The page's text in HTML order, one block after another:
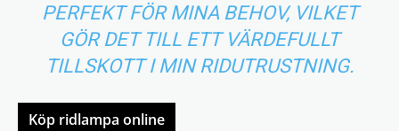
PERFEKT FÖR MINA BEHOV, VILKET
GÖR DET TILL ETT VÄRDEFULLT
TILLSKOTT I MIN RIDUTRUSTNING.
Köp ridlampa online